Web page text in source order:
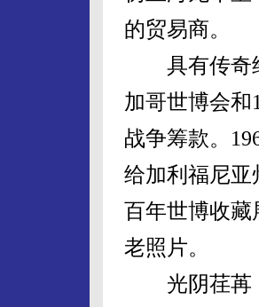
的贸易商。
具有传奇经
加哥世博会和
战争筹款。
给加利福尼亚
百年世博收藏
老照片。
光阴荏苒，